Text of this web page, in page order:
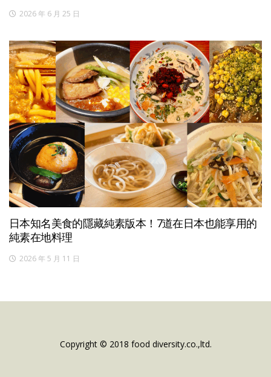
2026 年 6 月 25 日
日本知名美食的隱藏純素版本！7道在日本也能享用的
純素在地料理
2026 年 5 月 11 日
Copyright © 2018 food diversity.co.,ltd.